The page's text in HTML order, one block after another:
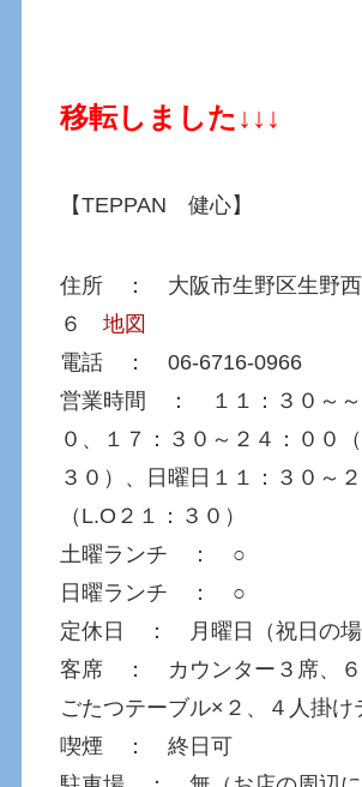
移転しました↓↓↓
【TEPPAN 健心】
住所 ： 大阪市生野区生野西
６地図
電話 ： 06-6716-0966
営業時間 ： １１：３０～～
０、１７：３０～２４：００（
３０）、日曜日１１：３０～
（L.O２１：３０）
土曜ランチ ： ○
日曜ランチ ： ○
定休日 ： 月曜日（祝日の場
客席 ： カウンター３席、６
ごたつテーブル×２、４人掛け
喫煙 ： 終日可